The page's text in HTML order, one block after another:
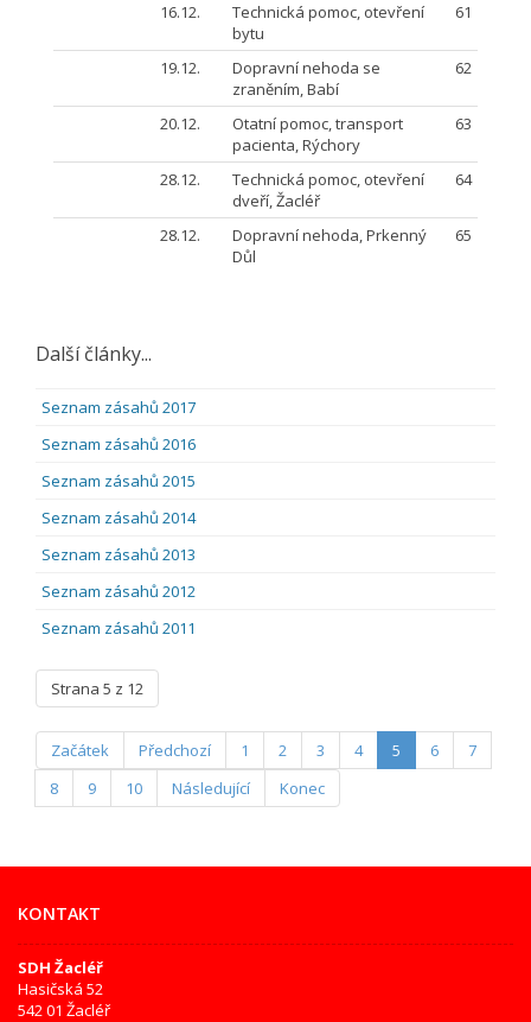
16.12.
Technická pomoc, otevření
bytu
61
19.12.
Dopravní nehoda se
zraněním, Babí
62
20.12.
Otatní pomoc, transport
pacienta, Rýchory
63
28.12.
Technická pomoc, otevření
dveří, Žacléř
64
28.12.
Dopravní nehoda, Prkenný
Důl
65
Další články...
Seznam zásahů 2017
Seznam zásahů 2016
Seznam zásahů 2015
Seznam zásahů 2014
Seznam zásahů 2013
Seznam zásahů 2012
Seznam zásahů 2011
Strana 5 z 12
Začátek Předchozí 1 2 3 4 5 6
7
8
9 10 Následující Konec
KONTAKT
SDH Žacléř
Hasičská 52
542 01 Žacléř